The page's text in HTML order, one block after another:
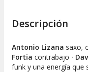
Descripción
Antonio Lizana saxo,
Fortia contrabajo ·
funk y una energía que